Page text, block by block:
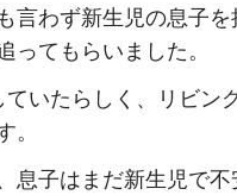
言わず新生児の息子を
てもらいました。
いたらしく、リビン
息子はまだ新生児で不